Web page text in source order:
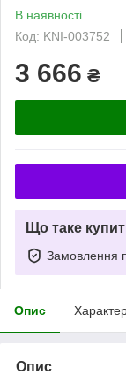
В наявності
Код: KNI-003752
3 666 ₴
Що таке
Замовлення
Опис
Опис